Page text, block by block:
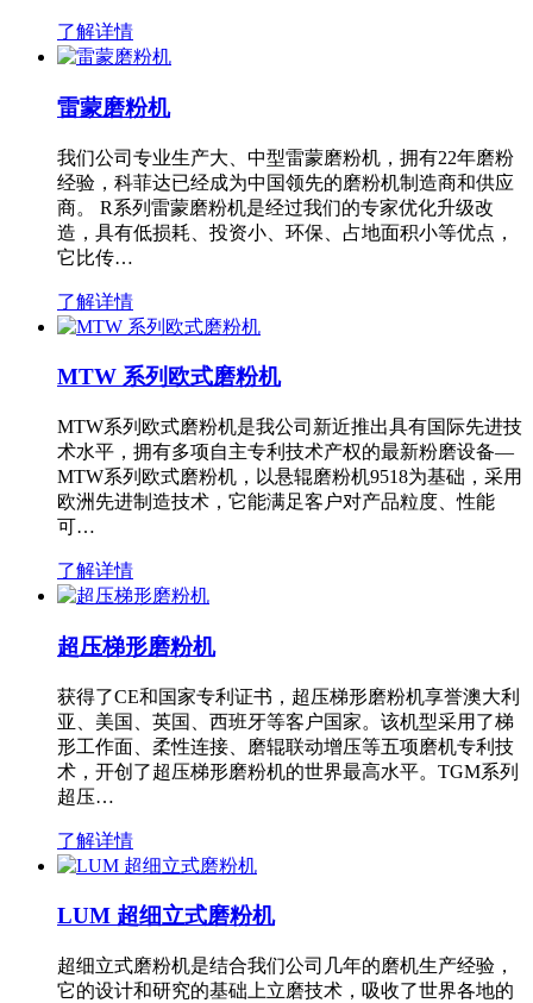
了解详情
雷蒙磨粉机
我们公司专业生产大、中型雷蒙磨粉机，拥有22年磨粉
经验，科菲达已经成为中国领先的磨粉机制造商和供应
商。 R系列雷蒙磨粉机是经过我们的专家优化升级改
造，具有低损耗、投资小、环保、占地面积小等优点，
它比传…
了解详情
MTW 系列欧式磨粉机
MTW系列欧式磨粉机是我公司新近推出具有国际先进技
术水平，拥有多项自主专利技术产权的最新粉磨设备—
MTW系列欧式磨粉机，以悬辊磨粉机9518为基础，采用
欧洲先进制造技术，它能满足客户对产品粒度、性能
可…
了解详情
超压梯形磨粉机
获得了CE和国家专利证书，超压梯形磨粉机享誉澳大利
亚、美国、英国、西班牙等客户国家。该机型采用了梯
形工作面、柔性连接、磨辊联动增压等五项磨机专利技
术，开创了超压梯形磨粉机的世界最高水平。TGM系列
超压…
了解详情
LUM 超细立式磨粉机
超细立式磨粉机是结合我们公司几年的磨机生产经验，
它的设计和研究的基础上立磨技术，吸收了世界各地的